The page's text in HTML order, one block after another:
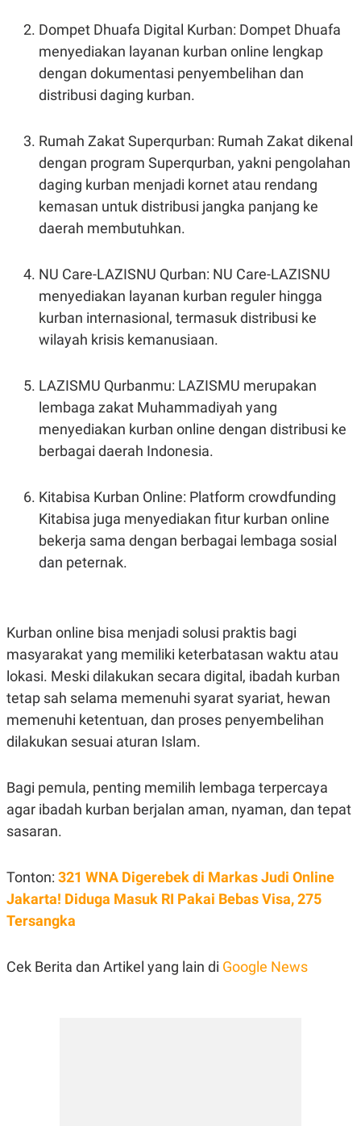
Dompet Dhuafa Digital Kurban: Dompet Dhuafa
menyediakan layanan kurban online lengkap
dengan dokumentasi penyembelihan dan
distribusi daging kurban.
Rumah Zakat Superqurban: Rumah Zakat dikenal
dengan program Superqurban, yakni pengolahan
daging kurban menjadi kornet atau rendang
kemasan untuk distribusi jangka panjang ke
daerah membutuhkan.
NU Care-LAZISNU Qurban: NU Care-LAZISNU
menyediakan layanan kurban reguler hingga
kurban internasional, termasuk distribusi ke
wilayah krisis kemanusiaan.
LAZISMU Qurbanmu: LAZISMU merupakan
lembaga zakat Muhammadiyah yang
menyediakan kurban online dengan distribusi ke
berbagai daerah Indonesia.
Kitabisa Kurban Online: Platform crowdfunding
Kitabisa juga menyediakan fitur kurban online
bekerja sama dengan berbagai lembaga sosial
dan peternak.
Kurban online bisa menjadi solusi praktis bagi
masyarakat yang memiliki keterbatasan waktu atau
lokasi. Meski dilakukan secara digital, ibadah kurban
tetap sah selama memenuhi syarat syariat, hewan
memenuhi ketentuan, dan proses penyembelihan
dilakukan sesuai aturan Islam.
Bagi pemula, penting memilih lembaga terpercaya
agar ibadah kurban berjalan aman, nyaman, dan tepat
sasaran.
Tonton: 321 WNA Digerebek di Markas Judi Online
Jakarta! Diduga Masuk RI Pakai Bebas Visa, 275
Tersangka
Cek Berita dan Artikel yang lain di Google News